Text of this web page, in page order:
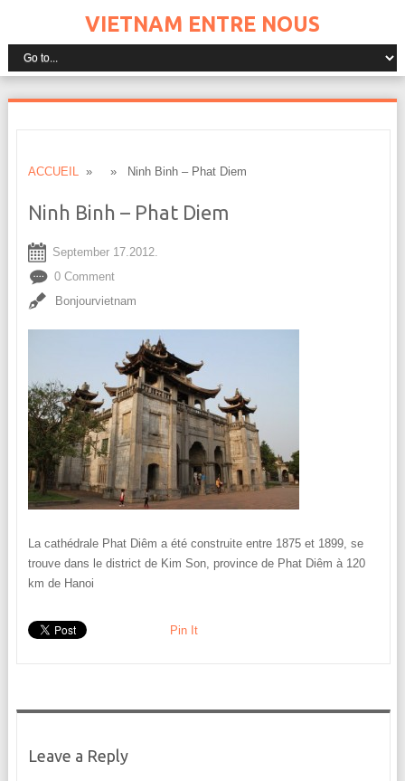
VIETNAM ENTRE NOUS
ACCUEIL» » Ninh Binh – Phat Diem
Ninh Binh – Phat Diem
September 17.2012.
0 Comment
Bonjourvietnam
La cathédrale Phat Diêm a été construite entre 1875 et 1899, se
trouve dans le district de Kim Son, province de Phat Diêm à 120
km de Hanoi
Pin It
Leave a Reply